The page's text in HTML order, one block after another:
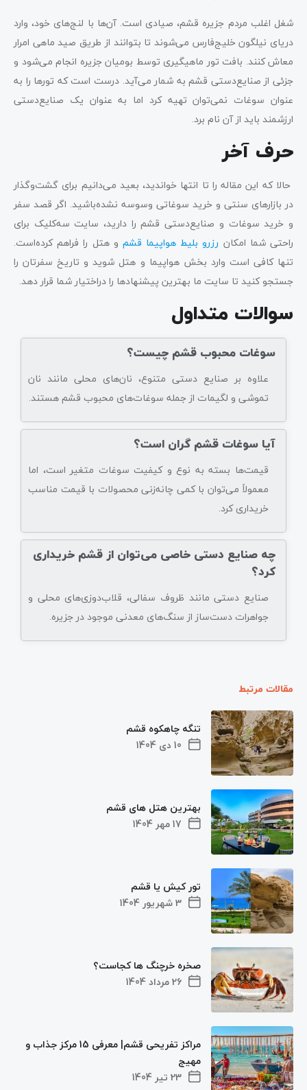
شغل اغلب مردم جزیره قشم، صیادی است. آن‌ها با لنج‌های خود، وارد
دریای نیلگون خلیج‌فارس می‌شوند تا بتوانند از طریق صید ماهی امرار
معاش کنند. بافت تور ماهیگیری توسط بومیان جزیره انجام می‌شود و
جزئی از صنایع‌دستی قشم به شمار می‌آید. درست است که تورها را به
عنوان سوغات نمی‌توان تهیه کرد اما به عنوان یک صنایع‌دستی
ارزشمند باید از آن نام برد.
حرف آخر
حالا که این مقاله را تا انتها خواندید، بعید می‌دانیم برای گشت‌وگذار
در بازارهای سنتی و خرید سوغاتی وسوسه نشده‌باشید. اگر قصد سفر
و خرید سوغات و صنایع‌دستی قشم را دارید، سایت سه‌کلیک برای
راحتی شما امکان رزرو بلیط هواپیما قشم و هتل را فراهم کرده‌است.
تنها کافی است وارد بخش هواپیما و هتل شوید و تاریخ سفرتان را
جستجو کنید تا سایت ما بهترین پیشنهادها را دراختیار شما قرار دهد.
سوالات متداول
سوغات محبوب قشم چیست؟
علاوه بر صنایع دستی متنوع، نان‌های محلی مانند نان
تموشی و لگیمات از جمله سوغات‌های محبوب قشم هستند.
آیا سوغات قشم گران است؟
قیمت‌ها بسته به نوع و کیفیت سوغات متغیر است، اما
معمولاً می‌توان با کمی چانه‌زنی محصولات با قیمت مناسب
خریداری کرد.
چه صنایع دستی خاصی می‌توان از قشم خریداری
کرد؟
صنایع دستی مانند ظروف سفالی، قلاب‌دوزی‌های محلی و
جواهرات دست‌ساز از سنگ‌های معدنی موجود در جزیره.
مقالات مرتبط
10 دی 1404
تنگه چاهکوه قشم
17 مهر 1404
بهترین هتل های قشم
3 شهریور 1404
تور کیش یا قشم
26 مرداد 1404
صخره خرچنگ ها کجاست؟
23 تیر 1404
مراکز تفریحی قشم| معرفی 15 مرکز جذاب و
مهیج